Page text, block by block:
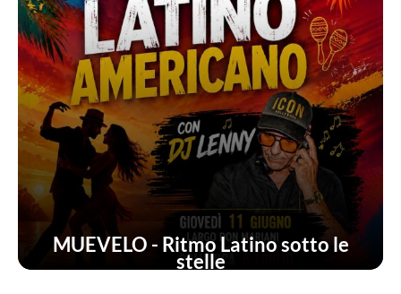
MUEVELO - Ritmo Latino sotto le
stelle